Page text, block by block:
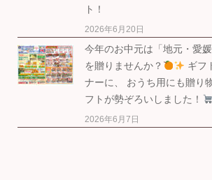
ト！
2026年6月20日
今年のお中元は「地元・愛
を贈りませんか？
ギフ
ナーに、 おうち用にも贈り
フトが勢ぞろいしました！
2026年6月7日